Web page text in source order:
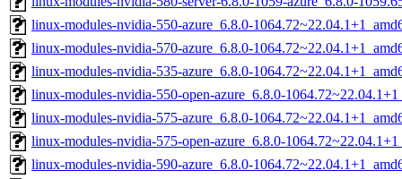
linux-modules-nvidia-550-azure_6.8.0-
linux-modules-nvidia-570-azure_6.8.0-
linux-modules-nvidia-535-azure_6.8.0-
linux-modules-nvidia-550-open-azure_6.8.0-
linux-modules-nvidia-575-azure_6.8.0-
linux-modules-nvidia-575-open-azure_6.8.0-
linux-modules-nvidia-590-azure_6.8.0-